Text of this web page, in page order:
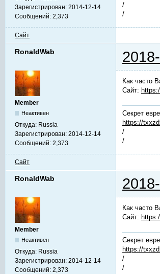
Зарегистрирован: 2014-12-14
Сообщений: 2,373
/
/
Сайт
RonaldWab
Member
Неактивен
Откуда: Russia
Зарегистрирован: 2014-12-14
Сообщений: 2,373
Как часто
Сайт:
Секрет
https://
/
/
Сайт
RonaldWab
Member
Неактивен
Откуда: Russia
Зарегистрирован: 2014-12-14
Сообщений: 2,373
Как часто
Сайт:
Секрет
https://
/
/